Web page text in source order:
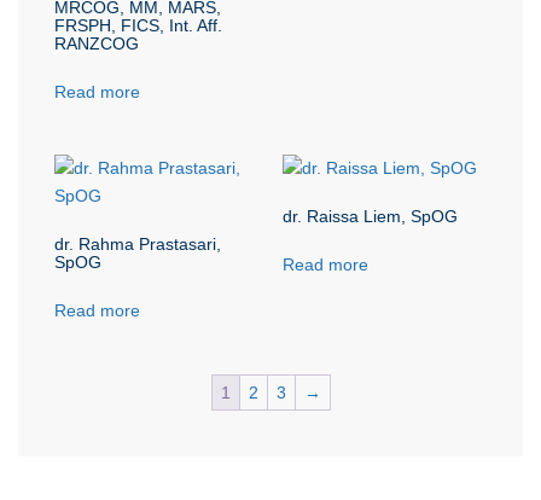
MRCOG, MM, MARS,
FRSPH, FICS, Int. Aff.
RANZCOG
Read more
dr. Rahma Prastasari,
SpOG
Read more
dr. Raissa Liem, SpOG
Read more
1 2 3 →